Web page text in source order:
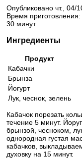
Опубликовано чт., 04/
Время приготовления:
30 минут
Ингредиенты
Продукт
Кабачки
Брынза
Йогурт
Лук, чеснок, зелень
Кабачок порезать
течение 5 минут.
брынзой, чесноком,
однородная густая
кабачков,
духовку на 15 минут.